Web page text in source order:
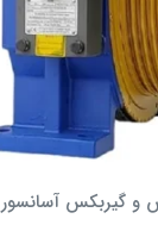
و گیربکس آسانسور